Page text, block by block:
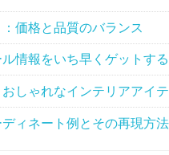
価格と品質のバランス
情報をいち早くゲットす
しゃれなインテリアアイ
ィネート例とその再現方法